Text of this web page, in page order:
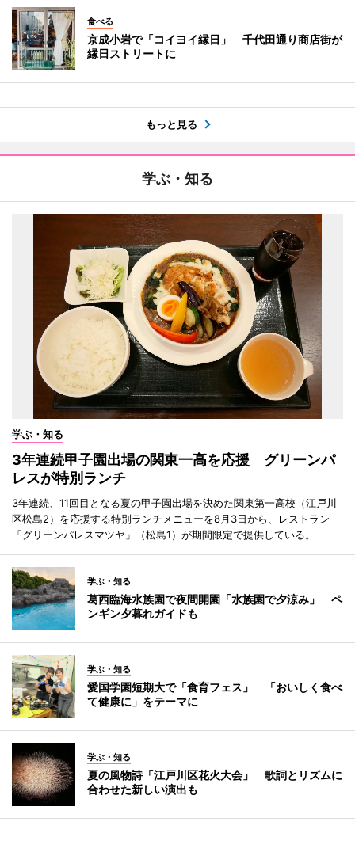
食べる
京成小岩で「コイヨイ縁日」 千代田通り商店街が
縁日ストリートに
もっと見る
学ぶ・知る
学ぶ・知る
3年連続甲子園出場の関東一高を応援 グリーンパ
レスが特別ランチ
3年連続、11回目となる夏の甲子園出場を決めた関東第一高校（江戸川
区松島2）を応援する特別ランチメニューを8月3日から、レストラン
「グリーンパレスマツヤ」（松島1）が期間限定で提供している。
学ぶ・知る
葛西臨海水族園で夜間開園「水族園で夕涼み」 ペ
ンギン夕暮れガイドも
学ぶ・知る
愛国学園短期大で「食育フェス」 「おいしく食べ
て健康に」をテーマに
学ぶ・知る
夏の風物詩「江戸川区花火大会」 歌詞とリズムに
合わせた新しい演出も